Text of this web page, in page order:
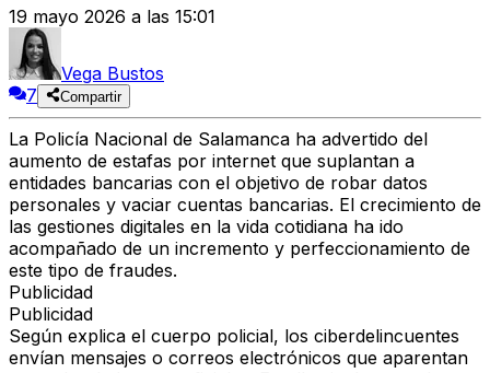
19 mayo 2026 a las 15:01
Vega Bustos
7
Compartir
La Policía Nacional de Salamanca ha advertido del
aumento de estafas por internet que suplantan a
entidades bancarias con el objetivo de robar datos
personales y vaciar cuentas bancarias. El crecimiento de
las gestiones digitales en la vida cotidiana ha ido
acompañado de un incremento y perfeccionamiento de
este tipo de fraudes.
Publicidad
Publicidad
Según explica el cuerpo policial, los ciberdelincuentes
envían mensajes o correos electrónicos que aparentan